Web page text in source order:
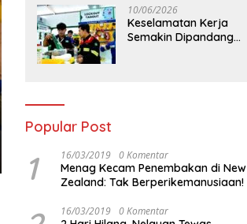
Balikpapan
10/06/2026
Keselamatan Kerja
Semakin Dipandang
Popular Post
1 16/03/2019 0 Komentar
Menag Kecam Penembakan di New
Zealand: Tak Berperikemanusiaan!
16/03/2019 0 Komentar